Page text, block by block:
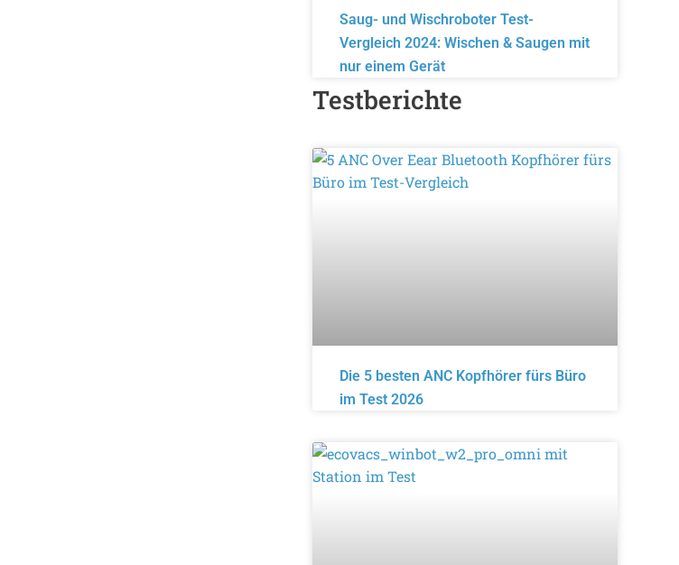
Saug- und Wischroboter Test-
Vergleich 2024: Wischen & Saugen mit
nur einem Gerät
Testberichte
Die 5 besten ANC Kopfhörer fürs Büro
im Test 2026